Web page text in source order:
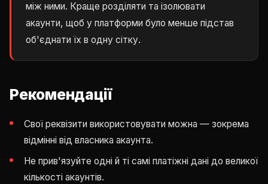
між ними. Краще розділяти та ізолювати
акаунти, щоб у платформи було менше підстав
об'єднати їх в одну сітку.
Рекомендації
Свої реквізити використовувати можна — зокрема
відмінні від власника акаунта.
Не прив'язуйте одні й ті самі платіжні дані до великої
кількості акаунтів.